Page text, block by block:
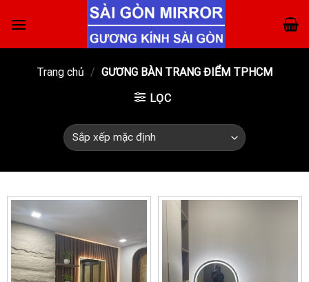
Trang chủ / GƯƠNG BÀN TRANG ĐIỂM TPHCM
LỌC